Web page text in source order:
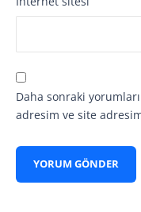
Daha sonraki
adresim ve site